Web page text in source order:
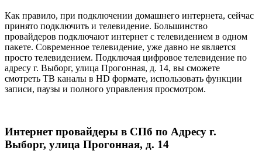
Как правило, при подключении домашнего интернета, сейчас
принято подключить и телевидение. Большинство
провайдеров подключают интернет с телевидением в одном
пакете. Современное телевидение, уже давно не является
просто телевидением. Подключая цифровое телевидение по
адресу г. Выборг, улица Прогонная, д. 14, вы сможете
смотреть ТВ каналы в HD формате, использовать функции
записи, паузы и полного управления просмотром.
Интернет провайдеры в СПб по Адресу г.
Выборг, улица Прогонная, д. 14